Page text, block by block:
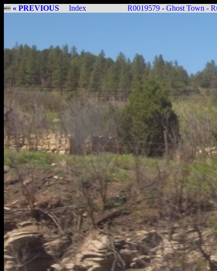
« PREVIOUS Index R0019579 - Ghost Town -